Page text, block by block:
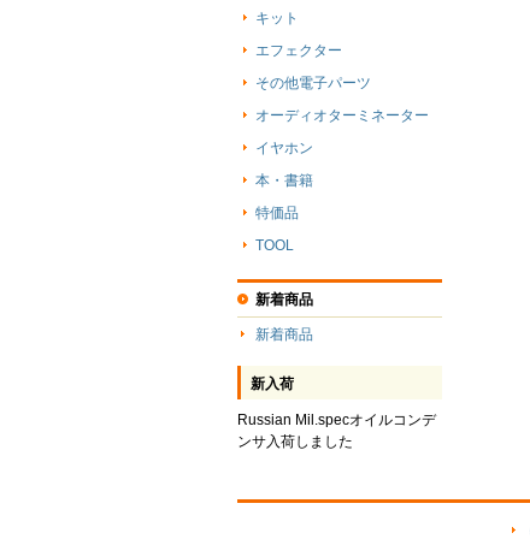
キット
エフェクター
その他電子パーツ
オーディオターミネーター
イヤホン
本・書籍
特価品
TOOL
新着商品
新着商品
新入荷
Russian Mil.specオイルコンデ
ンサ入荷しました